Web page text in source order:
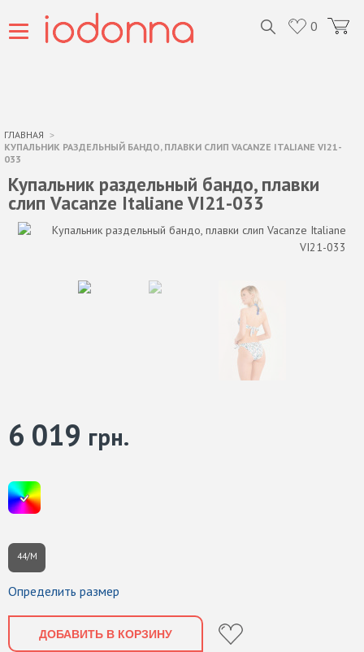
0
ГЛАВНАЯ
КУПАЛЬНИК РАЗДЕЛЬНЫЙ БАНДО, ПЛАВКИ СЛИП VACANZE ITALIANE VI21-
033
Купальник раздельный бандо, плавки
слип Vacanze Italiane VI21-033
44/M
Определить размер
6 019 грн.
ДОБАВИТЬ В КОРЗИНУ